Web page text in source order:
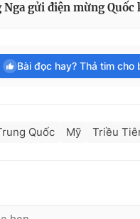
gửi điện mừng Quốc
Bài đọc hay? Thả tim cho
Quốc Mỹ Triều